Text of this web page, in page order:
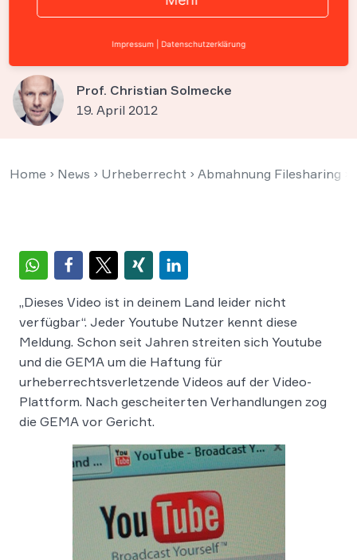
Urteil des LG Hamburg zu
erwarten?
Prof. Christian Solmecke
19. April 2012
Home › News › Urheberrecht › Abmahnung Filesharing
„Dieses Video ist in deinem Land leider nicht
verfügbar“. Jeder Youtube Nutzer kennt diese
Meldung. Schon seit Jahren streiten sich Youtube
und die GEMA um die Haftung für
urheberrechtsverletzende Videos auf der Video-
Plattform. Nach gescheiterten Verhandlungen zog
die GEMA vor Gericht.
Impressum Datenschutzerklärung